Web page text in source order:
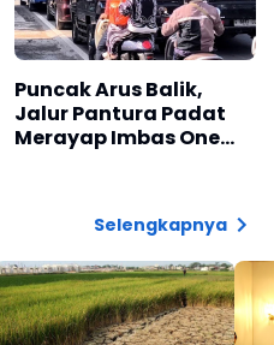
Puncak Arus Balik,
Jalur Pantura Padat
Merayap Imbas One
Selengkapnya